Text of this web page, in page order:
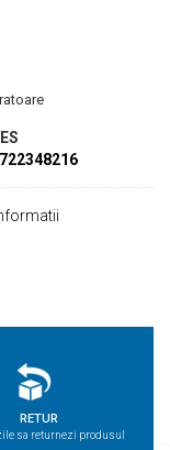
RETUR
sa returnezi produsul